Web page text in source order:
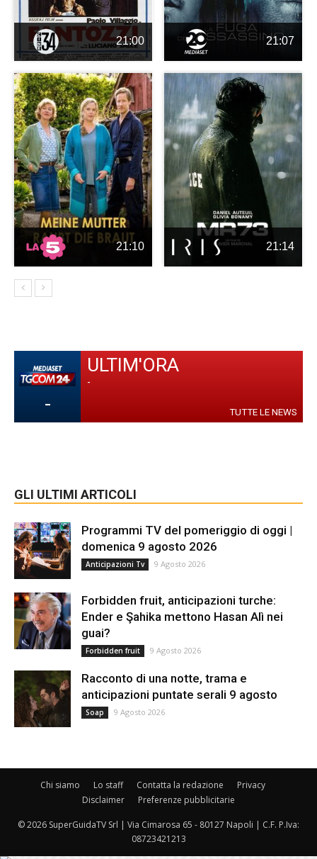
21:00 21:07
21:10 21:14
-
ULTIM'ORA
-
TUTTE LE NEWS
GLI ULTIMI ARTICOLI
Programmi TV del pomeriggio di oggi |
domenica 9 agosto 2026
Anticipazioni Tv 9 Agosto 2026
Forbidden fruit, anticipazioni turche:
Ender e Şahika mettono Hasan Alì nei
guai?
Forbidden fruit 9 Agosto 2026
Racconto di una notte, trama e
anticipazioni puntate serali 9 agosto
Soap 9 Agosto 2026
Chi siamo Lo staff Contatta la redazione
Privacy
Disclaimer
Preferenze pubblicitarie
© 2026 SuperGuidaTV Srl | Via Cimarosa 65 - 80127 Napoli | C.F. P.Iva:
08723421213